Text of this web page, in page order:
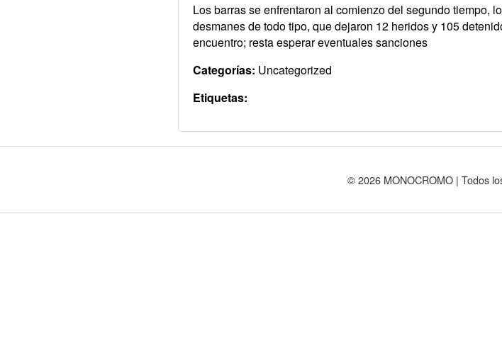
Los barras se enfrentaron al comienzo del segundo tiempo,
desmanes de todo tipo, que dejaron 12 heridos y 105
encuentro; resta esperar eventuales sanciones
Categorías: Uncategorized
Etiquetas:
© 2026 MONOCROMO | Todos